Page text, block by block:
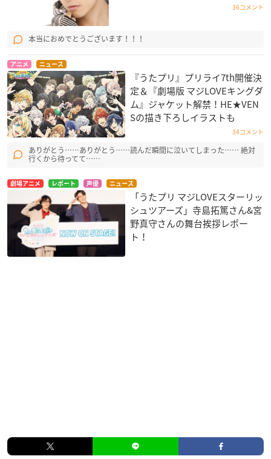
36コメント
本当におめでとうございます！！！
アニメ ニュース
『うたプリ』プリライ7th開催決
定＆『劇場版 マジLOVEキングダ
ム』ジャケット解禁！HE★VEN
Sの描き下ろしイラストも
34コメント
ありがとう……ありがとう……読んだ瞬間に泣いてしまった…… 絶対
行くから待ってて……
劇場アニメ レポート 声優 ニュース
「うたプリ マジLOVEスターリッ
シュツアーズ」寺島拓篤さん&宮
野真守さんの舞台挨拶レポー
ト！